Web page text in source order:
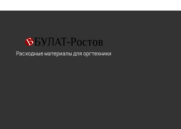
Расходные материалы для оргтехники